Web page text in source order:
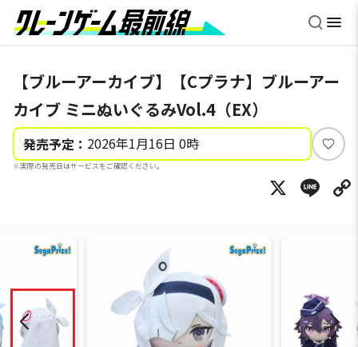
【ブルーアーカイブ】【Cプラナ】ブルーアー
カイブ ミニぬいぐるみVol.4（EX）
発売予定： 2026年1月16日 0時
※実際の発売日はサービスをご確認ください。
い
ね
X